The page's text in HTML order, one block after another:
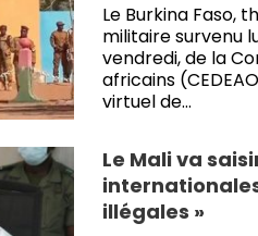
Le Burkina Faso,
militaire survenu
vendredi, de la
africains
virtuel de…
Le Mali va
illégales »